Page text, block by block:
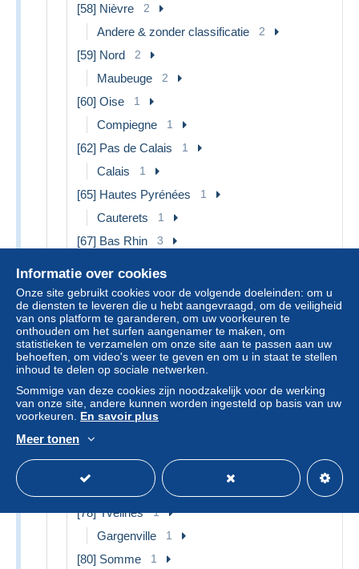
[58] Nièvre 2
Andere & zonder classificatie 2
[59] Nord 2
Maubeuge 2
[60] Oise 1
Compiegne 1
[62] Pas de Calais 1
Calais 1
[65] Hautes Pyrénées 1
Cauterets 1
[67] Bas Rhin 3
[71] Saône et Loire 1
Andere & zonder classificatie 1
[75] Paris 2
Arrondissement 2
Arrondissement: 07 1
Arrondissement: 14
[76] Seine Maritime
Bonsecours
Caudebec-en-Caux
[78] Yvelines 1
Gargenville 1
[80] Somme 1
Informatie over cookies
Onze site gebruikt cookies voor de volgende doeleinden: om u
de diensten te leveren die u hebt aangevraagd, om de veiligheid
van ons platform te garanderen, om uw voorkeuren te
onthouden om het surfen aangenamer te maken, om
statistieken te verzamelen om onze site aan te passen aan uw
behoeften, om video's weer te geven en om u in staat te stellen
inhoud te delen op sociale netwerken.
Sommige van deze cookies zijn noodzakelijk voor de werking
van onze site, andere kunnen worden ingesteld op basis van uw
voorkeuren. En savoir plus
Meer tonen